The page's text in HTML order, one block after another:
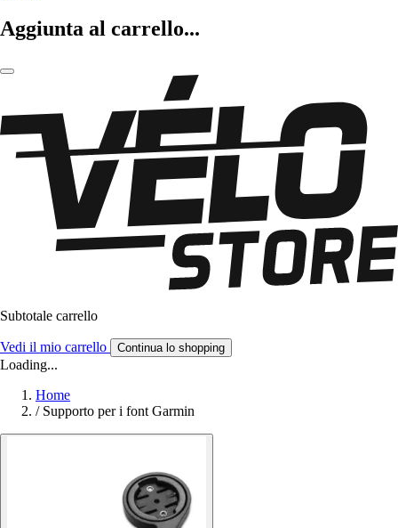
Aggiunta al carrello...
Subtotale carrello
Vedi il mio carrello Continua lo shopping
Loading...
Home
/ Supporto per i font Garmin